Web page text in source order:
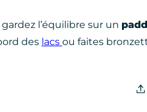
gardez l’équilibre sur un
des lacs ou faites